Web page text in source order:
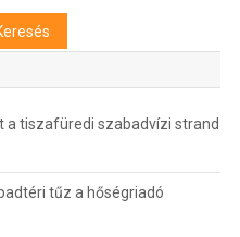
a tiszafüredi szabadvízi strand
tűz a hőségriadó